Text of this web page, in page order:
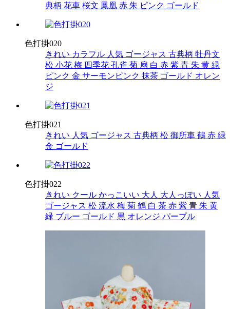
典柄 花車 桜文 鳳凰 赤 朱 ピンク ゴールド
色打掛020
きれい カラフル 人気 ゴージャス 古典柄 牡丹文
松 小花 梅 四季花 孔雀 菊 扇 白 赤 紫 青 朱 黄 緑
ピンク 金 サーモンピンク 抹茶 ゴールド オレン
ジ
色打掛021
きれい 人気 ゴージャス 古典柄 松 御所車 鶴 赤 緑
金 ゴールド
色打掛022
きれい クール かっこいい 大人 大人っぽい 人気
ゴージャス 松 流水 梅 菊 鶴 白 茶 赤 紫 青 朱 黄
緑 ブルー ゴールド 黒 オレンジ パープル